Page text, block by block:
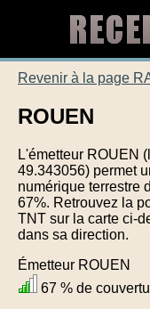
Revenir à la page
ROUEN
L'émetteur ROUEN
49.343056) permet
numérique terrestre
67%. Retrouvez la
TNT sur la carte ci-
dans sa direction.
Émetteur ROUEN
67 % de